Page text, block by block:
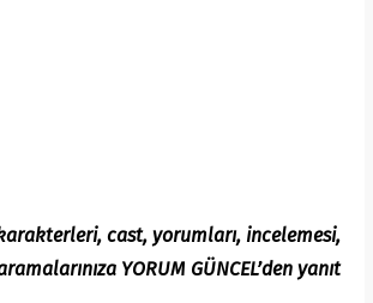
cast, yorumları, incelemesi,
YORUM GÜNCEL’den yanıt